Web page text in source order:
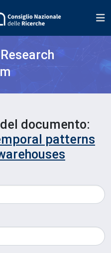
documento:
patterns